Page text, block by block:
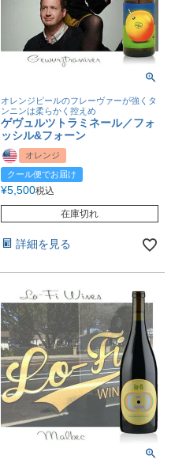
オレンジピールのフレーヴァーが強くタ
ンニンは柔らかく控えめ
ゲヴュルツトラミネール／フォ
ッシル&フォーン
オレンジ
クール便でお届け
¥5,500税込
在庫切れ
詳細を見る